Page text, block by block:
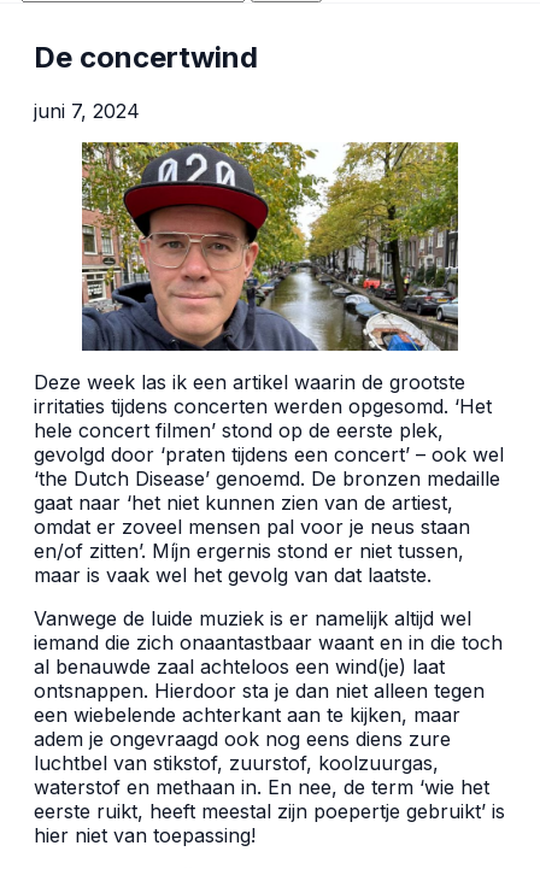
De concertwind
juni 7, 2024
Deze week las ik een artikel waarin de grootste
irritaties tijdens concerten werden opgesomd. ‘Het
hele concert filmen’ stond op de eerste plek,
gevolgd door ‘praten tijdens een concert’ – ook wel
‘the Dutch Disease’ genoemd. De bronzen medaille
gaat naar ‘het niet kunnen zien van de artiest,
omdat er zoveel mensen pal voor je neus staan
en/of zitten’. Míjn ergernis stond er niet tussen,
maar is vaak wel het gevolg van dat laatste.
Vanwege de luide muziek is er namelijk altijd wel
iemand die zich onaantastbaar waant en in die toch
al benauwde zaal achteloos een wind(je) laat
ontsnappen. Hierdoor sta je dan niet alleen tegen
een wiebelende achterkant aan te kijken, maar
adem je ongevraagd ook nog eens diens zure
luchtbel van stikstof, zuurstof, koolzuurgas,
waterstof en methaan in. En nee, de term ‘wie het
eerste ruikt, heeft meestal zijn poepertje gebruikt’ is
hier niet van toepassing!